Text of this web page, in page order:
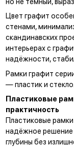
Цвет графит
стенами,
скандинавских
интерьерах с
надёжности,
Рамки графит
— пластик и
Пластиковые
практичность
Пластиковые
надёжное решение
глубины без